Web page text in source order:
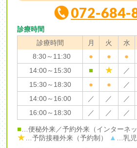
072-684-
診療時間
診療時間
月 火 水
8:30～11:30
● ● ●
14:00～15:30 ■ ★ ／
15:30～18:30
● ● ／
14:00～16:00
／ ／ ／
16:00～18:30
／ ／ ／
■ …便秘外来／予約外来（インターネ
★ …予防接種外来（予約制） ▲
…乳